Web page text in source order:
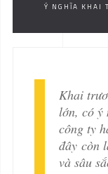
Ý NGHĨA KHAI
Khai
lớn, có ý
công ty
đây còn
và sâu